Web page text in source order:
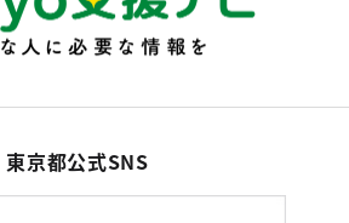
東京都公式SNS